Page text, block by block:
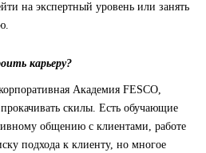
на экспертный уровень или занять
карьеру?
Академия FESCO,
скилы. Есть обучающие
общению с клиентами, работе
подхода к клиенту, но многое